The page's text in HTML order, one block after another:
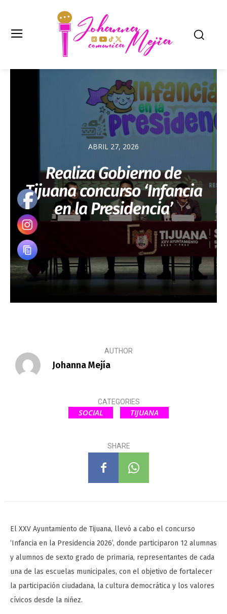
ABRIL 27, 2026
Realiza Gobierno de
Tijuana concurso ‘Infancia
en la Presidencia’
AUTHOR
Johanna Mejía
CATEGORIES
SOCIAL TIJUANA
SHARE
El XXV Ayuntamiento de Tijuana, llevó a cabo el concurso
‘Infancia en la Presidencia 2026’, donde participaron 12 alumnas
y alumnos de sexto grado de primaria, representantes de cada
una de las escuelas municipales, con el objetivo de fortalecer
la participación ciudadana, la cultura democrática y los valores
cívicos desde la niñez.